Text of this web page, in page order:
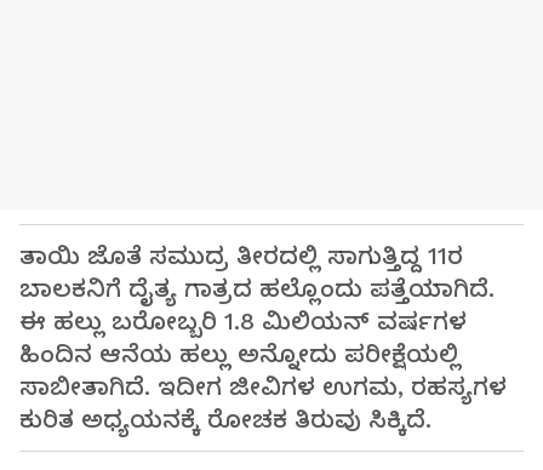
ತಾಯಿ ಜೊತೆ ಸಮುದ್ರ ತೀರದಲ್ಲಿ ಸಾಗುತ್ತಿದ್ದ 11ರ
ಬಾಲಕನಿಗೆ ದೈತ್ಯ ಗಾತ್ರದ ಹಲ್ಲೊಂದು ಪತ್ತೆಯಾಗಿದೆ.
ಈ ಹಲ್ಲು ಬರೋಬ್ಬರಿ 1.8 ಮಿಲಿಯನ್ ವರ್ಷಗಳ
ಹಿಂದಿನ ಆನೆಯ ಹಲ್ಲು ಅನ್ನೋದು ಪರೀಕ್ಷೆಯಲ್ಲಿ
ಸಾಬೀತಾಗಿದೆ. ಇದೀಗ ಜೀವಿಗಳ ಉಗಮ, ರಹಸ್ಯಗಳ
ಕುರಿತ ಅಧ್ಯಯನಕ್ಕೆ ರೋಚಕ ತಿರುವು ಸಿಕ್ಕಿದೆ.